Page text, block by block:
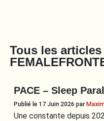
Le
Bad
Crew
Tous les
PACE – Sleep
Publié le 17 Juin 2026 par
Une constante depuis